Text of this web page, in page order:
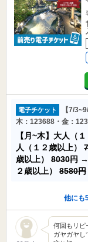
電子チケット
【7/
木：123688・金：
【月~木】大人（
人（１２歳以上）
歳以上） 8030円 →
２歳以上） 8580円
他にも
何回もリピ
ガヤガヤし